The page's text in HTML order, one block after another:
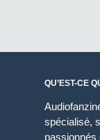
QU’EST-CE
spécialisé,
passionnés